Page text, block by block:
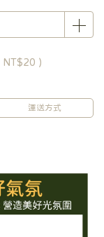
NT$20 )
運送方式